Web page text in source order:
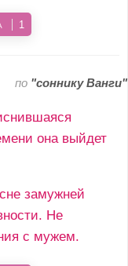
1
по "соннику Ванги"
она выйдет
замужней
Не
с мужем.